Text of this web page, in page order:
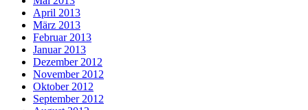
April 2013
März 2013
Februar 2013
Januar 2013
Dezember 2012
November 2012
Oktober 2012
September 2012